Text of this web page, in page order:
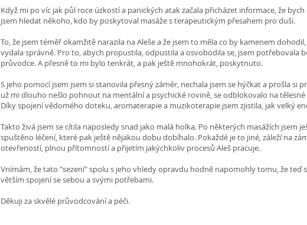
Když mi po víc jak půl roce úzkostí a panických atak začala přicházet informace, že
jsem hledat někoho, kdo by poskytoval masáže s terapeutickým přesahem pro duši.
To, že jsem téměř okamžitě narazila na Aleše a že jsem to měla co by kamenem
vydala správně. Pro to, abych propustila, odpustila a osvobodila se, jsem potřebovala
průvodce. A přesně to mi bylo tenkrát, a pak ještě mnohokrát, poskytnuto.
S jeho pomocí jsem jsem si stanovila přesný záměr, nechala jsem se hýčkat a prošla si
už mi dlouho nešlo pohnout na mentální a psychické rovině, se odblokovalo na
Díky spojení vědomého doteku, aromaterapie a muzikoterapie jsem zjistila, jak velký
Takto živá jsem se cítila naposledy snad jako malá holka. Po některých masážích jsem
spuštěno léčení, které pak ještě nějakou dobu dobíhalo. Pokaždé je to jiné, záleží na
otevřeností, plnou přítomností a přijetím jakýchkoliv procesů Aleš pracuje.
Vnímám, že tato "sezení" spolu s jeho vhledy opravdu hodně napomohly tomu, že teď
větším spojení se sebou a svými potřebami.
Děkuji za skvělé průvodcování a péči.